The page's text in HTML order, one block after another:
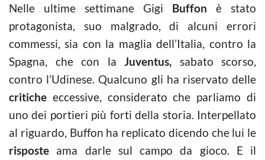
Nelle ultime settimane Gigi Buffon è stato
protagonista, suo malgrado, di alcuni errori
commessi, sia con la maglia dell’Italia, contro la
Spagna, che con la Juventus, sabato scorso,
contro l’Udinese. Qualcuno gli ha riservato delle
critiche eccessive, considerato che parliamo di
uno dei portieri più forti della storia. Interpellato
al riguardo, Buffon ha replicato dicendo che lui le
risposte ama darle sul campo da gioco. E il